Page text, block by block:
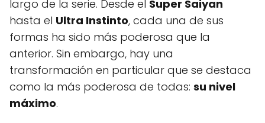
largo de la serie. Desde el Super Saiyan
hasta el Ultra Instinto, cada una de sus
formas ha sido más poderosa que la
anterior. Sin embargo, hay una
transformación en particular que se destaca
como la más poderosa de todas: su nivel
máximo.